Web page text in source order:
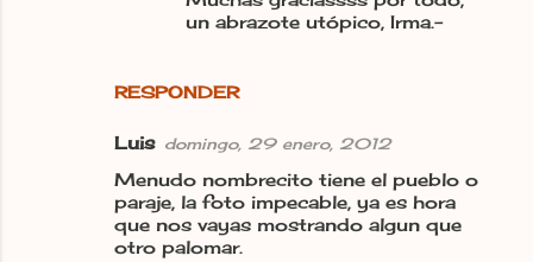
RESPONDER
un abrazote utópico, Irma.-
Luis domingo, 29 enero, 2012
Menudo nombrecito tiene el pueblo o
paraje, la foto impecable, ya es hora
que nos vayas mostrando algun que
otro palomar.